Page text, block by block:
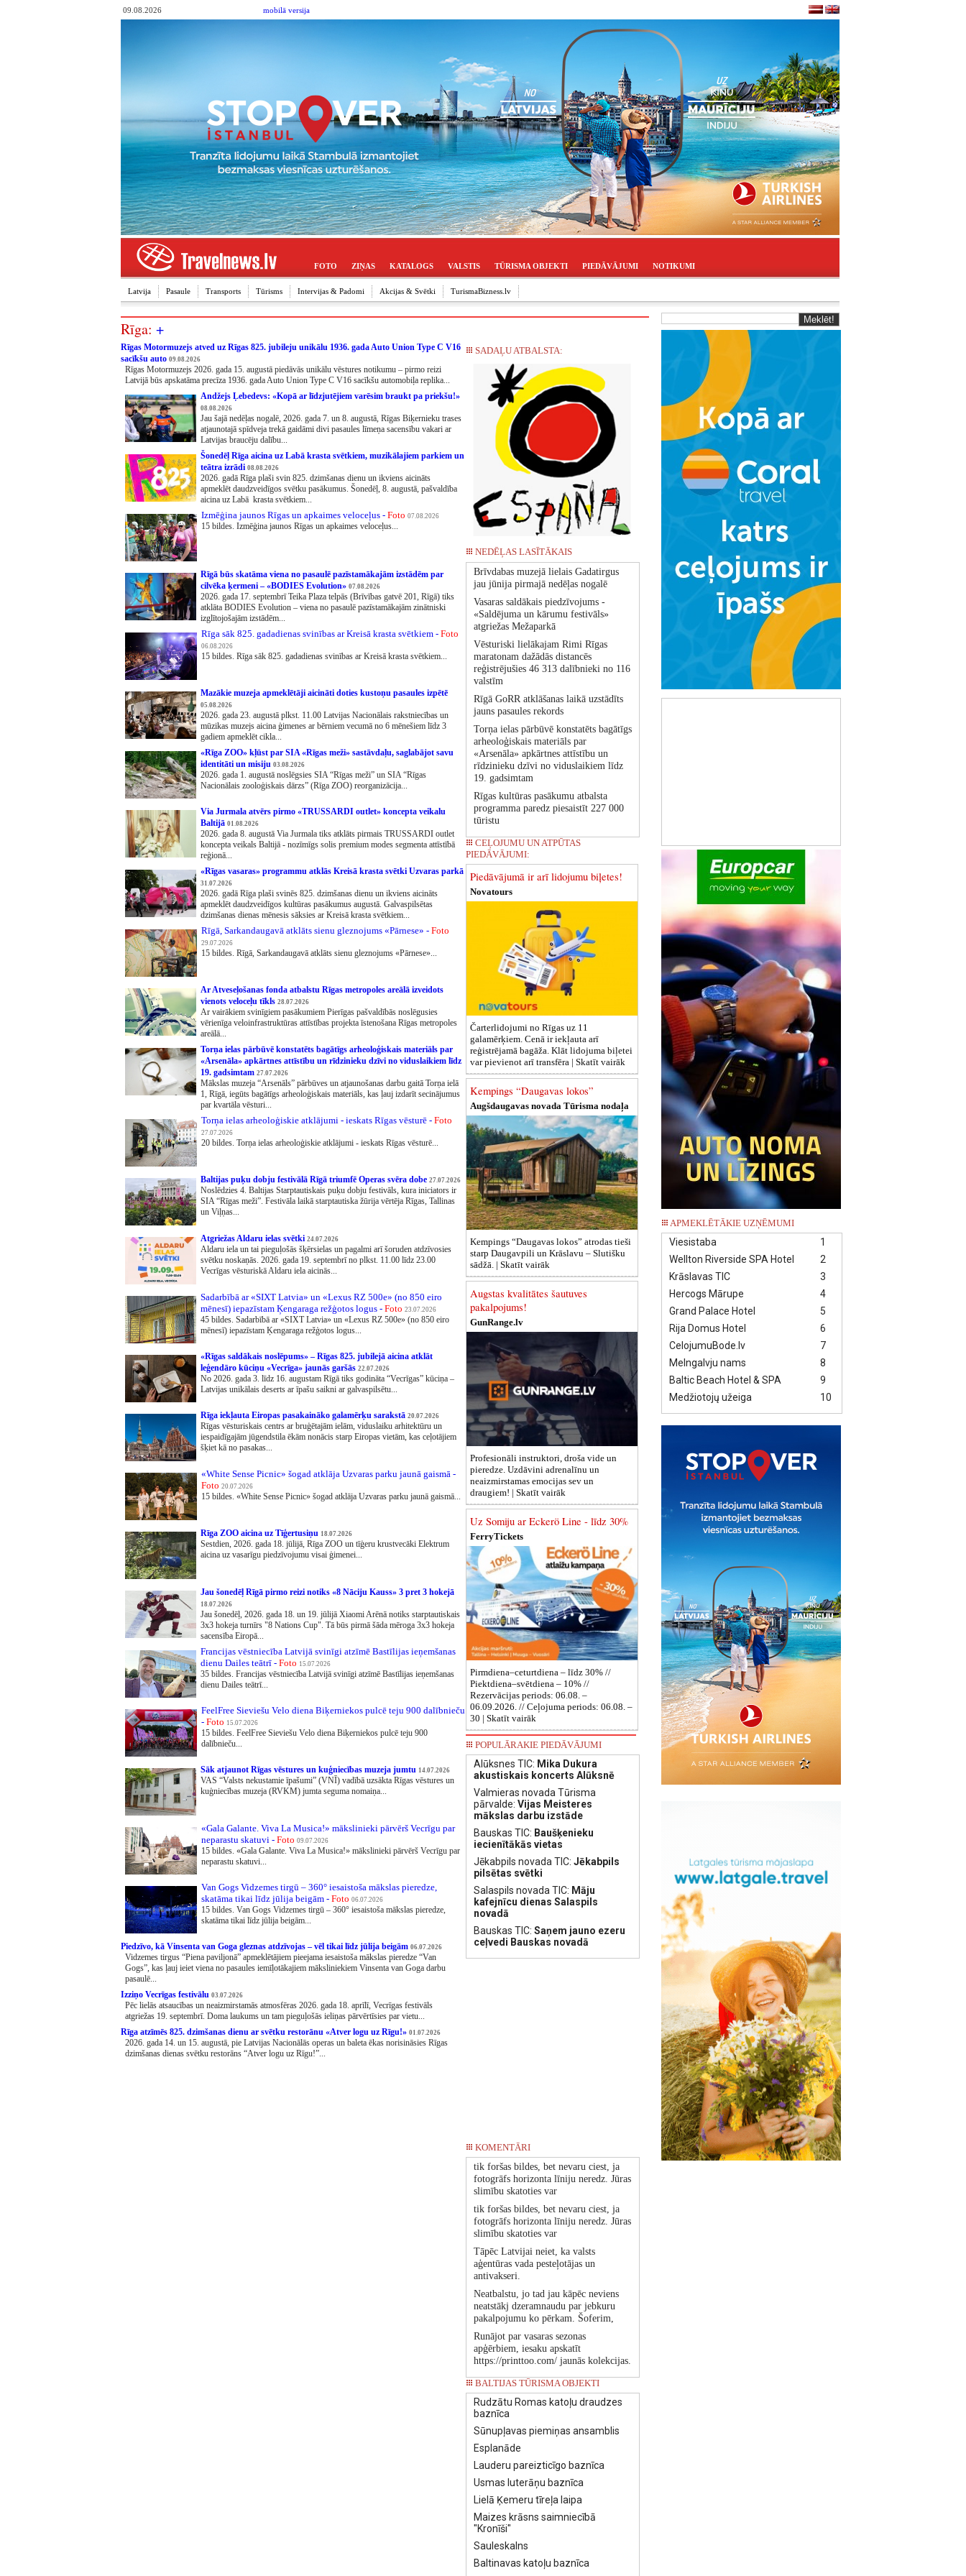
09.08.2026 mobilā versija
FOTO ZIŅAS KATALOGS VALSTIS TŪRISMA OBJEKTI PIEDĀVĀJUMI NOTIKUMI
Latvija Pasaule Transports Tūrisms Intervijas & Padomi Akcijas & Svētki TurismaBizness.lv
Rīga: +
Rīgas Motormuzejs atved uz Rīgas 825. jubileju unikālu 1936. gada Auto Union Type C V16
sacīkšu auto 09.08.2026
Rīgas Motormuzejs 2026. gada 15. augustā piedāvās unikālu vēstures notikumu – pirmo reizi
Latvijā būs apskatāma precīza 1936. gada Auto Union Type C V16 sacīkšu automobiļa replika...
Andžejs Ļebedevs: «Kopā ar līdzjutējiem varēsim braukt pa priekšu!»
08.08.2026
Jau šajā nedēļas nogalē, 2026. gada 7. un 8. augustā, Rīgas Biķernieku trases
atjaunotajā spīdveja trekā gaidāmi divi pasaules līmeņa sacensību vakari ar
Latvijas braucēju dalību...
Šonedēļ Rīga aicina uz Labā krasta svētkiem, muzikālajiem parkiem un
teātra izrādi 08.08.2026
2026. gadā Rīga plaši svin 825. dzimšanas dienu un ikviens aicināts
apmeklēt daudzveidīgos svētku pasākumus. Šonedēļ, 8. augustā, pašvaldība
aicina uz Labā krasta svētkiem...
Izmēģina jaunos Rīgas un apkaimes veloceļus - Foto 07.08.2026
15 bildes. Izmēģina jaunos Rīgas un apkaimes veloceļus...
Rīgā būs skatāma viena no pasaulē pazīstamākajām izstādēm par
cilvēka ķermeni – «BODIES Evolution» 07.08.2026
2026. gada 17. septembrī Teika Plaza telpās (Brīvības gatvē 201, Rīgā) tiks
atklāta BODIES Evolution – viena no pasaulē pazīstamākajām zinātniski
izglītojošajām izstādēm...
Rīga sāk 825. gadadienas svinības ar Kreisā krasta svētkiem - Foto
06.08.2026
15 bildes. Rīga sāk 825. gadadienas svinības ar Kreisā krasta svētkiem...
Mazākie muzeja apmeklētāji aicināti doties kustoņu pasaules izpētē
05.08.2026
2026. gada 23. augustā plkst. 11.00 Latvijas Nacionālais rakstniecības un
mūzikas muzejs aicina ģimenes ar bērniem vecumā no 6 mēnešiem līdz 3
gadiem apmeklēt cikla...
«Rīga ZOO» kļūst par SIA «Rīgas meži» sastāvdaļu, saglabājot savu
identitāti un misiju 03.08.2026
2026. gada 1. augustā noslēgsies SIA “Rīgas meži” un SIA “Rīgas
Nacionālais zooloģiskais dārzs” (Rīga ZOO) reorganizācija...
Via Jurmala atvērs pirmo «TRUSSARDI outlet» koncepta veikalu
Baltijā 01.08.2026
2026. gada 8. augustā Via Jurmala tiks atklāts pirmais TRUSSARDI outlet
koncepta veikals Baltijā - nozīmīgs solis premium modes segmenta attīstībā
reģionā...
«Rīgas vasaras» programmu atklās Kreisā krasta svētki Uzvaras parkā
31.07.2026
2026. gadā Rīga plaši svinēs 825. dzimšanas dienu un ikviens aicināts
apmeklēt daudzveidīgos kultūras pasākumus augustā. Galvaspilsētas
dzimšanas dienas mēnesis sāksies ar Kreisā krasta svētkiem...
Rīgā, Sarkandaugavā atklāts sienu gleznojums «Pārnese» - Foto
29.07.2026
15 bildes. Rīgā, Sarkandaugavā atklāts sienu gleznojums «Pārnese»...
Ar Atveseļošanas fonda atbalstu Rīgas metropoles areālā izveidots
vienots veloceļu tīkls 28.07.2026
Ar vairākiem svinīgiem pasākumiem Pierīgas pašvaldībās noslēgusies
vērienīga veloinfrastruktūras attīstības projekta īstenošana Rīgas metropoles
areālā...
Torņa ielas pārbūvē konstatēts bagātīgs arheoloģiskais materiāls par
«Arsenāla» apkārtnes attīstību un rīdzinieku dzīvi no viduslaikiem līdz
19. gadsimtam 27.07.2026
Mākslas muzeja “Arsenāls” pārbūves un atjaunošanas darbu gaitā Torņa ielā
1, Rīgā, iegūts bagātīgs arheoloģiskais materiāls, kas ļauj izdarīt secinājumus
par kvartāla vēsturi...
Torņa ielas arheoloģiskie atklājumi - ieskats Rīgas vēsturē - Foto
27.07.2026
20 bildes. Torņa ielas arheoloģiskie atklājumi - ieskats Rīgas vēsturē...
Baltijas puķu dobju festivālā Rīgā triumfē Operas svēra dobe 27.07.2026
Noslēdzies 4. Baltijas Starptautiskais puķu dobju festivāls, kura iniciators ir
SIA “Rīgas meži”. Festivāla laikā starptautiska žūrija vērtēja Rīgas, Tallinas
un Viļņas...
Atgriežas Aldaru ielas svētki 24.07.2026
Aldaru iela un tai pieguļošās šķērsielas un pagalmi arī šoruden atdzīvosies
svētku noskaņās. 2026. gada 19. septembrī no plkst. 11.00 līdz 23.00
Vecrīgas vēsturiskā Aldaru iela aicinās...
Sadarbībā ar «SIXT Latvia» un «Lexus RZ 500e» (no 850 eiro
mēnesī) iepazīstam Ķengaraga režģotos logus - Foto 23.07.2026
45 bildes. Sadarbībā ar «SIXT Latvia» un «Lexus RZ 500e» (no 850 eiro
mēnesī) iepazīstam Ķengaraga režģotos logus...
«Rīgas saldākais noslēpums» – Rīgas 825. jubilejā aicina atklāt
leģendāro kūciņu «Vecrīga» jaunās garšās 22.07.2026
No 2026. gada 3. līdz 16. augustam Rīgā tiks godināta “Vecrīgas” kūciņa –
Latvijas unikālais deserts ar īpašu saikni ar galvaspilsētu...
Rīga iekļauta Eiropas pasakaināko galamērķu sarakstā 20.07.2026
Rīgas vēsturiskais centrs ar bruģētajām ielām, viduslaiku arhitektūru un
iespaidīgajām jūgendstila ēkām nonācis starp Eiropas vietām, kas ceļotājiem
šķiet kā no pasakas...
«White Sense Picnic» šogad atklāja Uzvaras parku jaunā gaismā -
Foto 20.07.2026
15 bildes. «White Sense Picnic» šogad atklāja Uzvaras parku jaunā gaismā...
Rīga ZOO aicina uz Tīģertusiņu 18.07.2026
Sestdien, 2026. gada 18. jūlijā, Rīga ZOO un tīģeru krustvecāki Elektrum
aicina uz vasarīgu piedzīvojumu visai ģimenei...
Jau šonedēļ Rīgā pirmo reizi notiks «8 Nāciju Kauss» 3 pret 3 hokejā
18.07.2026
Jau šonedēļ, 2026. gada 18. un 19. jūlijā Xiaomi Arēnā notiks starptautiskais
3x3 hokeja turnīrs "8 Nations Cup". Tā būs pirmā šāda mēroga 3x3 hokeja
sacensība Eiropā...
Francijas vēstniecība Latvijā svinīgi atzīmē Bastīlijas ieņemšanas
dienu Dailes teātrī - Foto 15.07.2026
35 bildes. Francijas vēstniecība Latvijā svinīgi atzīmē Bastīlijas ieņemšanas
dienu Dailes teātrī...
FeelFree Sieviešu Velo diena Biķerniekos pulcē teju 900 dalībnieču
- Foto 15.07.2026
15 bildes. FeelFree Sieviešu Velo diena Biķerniekos pulcē teju 900
dalībnieču...
Sāk atjaunot Rīgas vēstures un kuģniecības muzeja jumtu 14.07.2026
VAS “Valsts nekustamie īpašumi” (VNĪ) vadībā uzsākta Rīgas vēstures un
kuģniecības muzeja (RVKM) jumta seguma nomaiņa...
«Gala Galante. Viva La Musica!» mākslinieki pārvērš Vecrīgu par
neparastu skatuvi - Foto 09.07.2026
15 bildes. «Gala Galante. Viva La Musica!» mākslinieki pārvērš Vecrīgu par
neparastu skatuvi...
Van Gogs Vidzemes tirgū – 360° iesaistoša mākslas pieredze,
skatāma tikai līdz jūlija beigām - Foto 06.07.2026
15 bildes. Van Gogs Vidzemes tirgū – 360° iesaistoša mākslas pieredze,
skatāma tikai līdz jūlija beigām...
Piedzīvo, kā Vinsenta van Goga gleznas atdzīvojas – vēl tikai līdz jūlija beigām 06.07.2026
Vidzemes tirgus “Piena paviljonā” apmeklētājiem pieejama iesaistoša mākslas pieredze “Van
Gogs”, kas ļauj ieiet viena no pasaules iemīļotākajiem māksliniekiem Vinsenta van Goga darbu
pasaulē...
Izziņo Vecrīgas festivālu 03.07.2026
Pēc lielās atsaucības un neaizmirstamās atmosfēras 2026. gada 18. aprīlī, Vecrīgas festivāls
atgriežas 19. septembrī. Doma laukums un tam pieguļošās ieliņas pārvērtīsies par vietu...
Rīga atzīmēs 825. dzimšanas dienu ar svētku restorānu «Atver logu uz Rīgu!» 01.07.2026
2026. gada 14. un 15. augustā, pie Latvijas Nacionālās operas un baleta ēkas norisināsies Rīgas
dzimšanas dienas svētku restorāns “Atver logu uz Rīgu!”...
SADAĻU ATBALSTA:
NEDĒĻAS LASĪTĀKAIS
Brīvdabas muzejā lielais Gadatirgus
jau jūnija pirmajā nedēļas nogalē
Vasaras saldākais piedzīvojums -
«Saldējuma un kārumu festivāls»
atgriežas Mežaparkā
Vēsturiski lielākajam Rimi Rīgas
maratonam dažādās distancēs
reģistrējušies 46 313 dalībnieki no 116
valstīm
Rīgā GoRR atklāšanas laikā uzstādīts
jauns pasaules rekords
Torņa ielas pārbūvē konstatēts bagātīgs
arheoloģiskais materiāls par
«Arsenāla» apkārtnes attīstību un
rīdzinieku dzīvi no viduslaikiem līdz
19. gadsimtam
Rīgas kultūras pasākumu atbalsta
programma paredz piesaistīt 227 000
tūristu
CEĻOJUMU UN ATPŪTAS
PIEDĀVĀJUMI:
Piedāvājumā ir arī lidojumu biļetes!
Novatours
Čarterlidojumi no Rīgas uz 11
galamērķiem. Cenā ir iekļauta arī
reģistrējamā bagāža. Klāt lidojuma biļetei
var pievienot arī transfēra | Skatīt vairāk
Kempings “Daugavas lokos”
Augšdaugavas novada Tūrisma nodaļa
Kempings “Daugavas lokos” atrodas tieši
starp Daugavpili un Krāslavu – Slutišku
sādžā. | Skatīt vairāk
Augstas kvalitātes šautuves
pakalpojums!
GunRange.lv
Profesionāli instruktori, droša vide un
pieredze. Uzdāvini adrenalīnu un
neaizmirstamas emocijas sev un
draugiem! | Skatīt vairāk
Uz Somiju ar Eckerö Line - līdz 30%
FerryTickets
Pirmdiena–ceturtdiena – līdz 30% //
Piektdiena–svētdiena – 10% //
Rezervācijas periods: 06.08. –
06.09.2026. // Ceļojuma periods: 06.08. –
30 | Skatīt vairāk
POPULĀRAKIE PIEDĀVĀJUMI
Alūksnes TIC: Mika Dukura
akustiskais koncerts Alūksnē
Valmieras novada Tūrisma
pārvalde: Vijas Meisteres
mākslas darbu izstāde
Bauskas TIC: Baušķenieku
iecienītākās vietas
Jēkabpils novada TIC: Jēkabpils
pilsētas svētki
Salaspils novada TIC: Māju
kafejnīcu dienas Salaspils
novadā
Bauskas TIC: Saņem jauno ezeru
ceļvedi Bauskas novadā
KOMENTĀRI
tik foršas bildes, bet nevaru ciest, ja
fotogrāfs horizonta līniju neredz. Jūras
slimību skatoties var
tik foršas bildes, bet nevaru ciest, ja
fotogrāfs horizonta līniju neredz. Jūras
slimību skatoties var
Tāpēc Latvijai neiet, ka valsts
aģentūras vada pesteļotājas un
antivakseri.
Neatbalstu, jo tad jau kāpēc neviens
neatstākj dzeramnaudu par jebkuru
pakalpojumu ko pērkam. Šoferim,
Runājot par vasaras sezonas
apģērbiem, iesaku apskatīt
https://printtoo.com/ jaunās kolekcijas.
BALTIJAS TŪRISMA OBJEKTI
Rudzātu Romas katoļu draudzes
baznīca
Sūnupļavas piemiņas ansamblis
Esplanāde
Lauderu pareizticīgo baznīca
Usmas luterāņu baznīca
Lielā Ķemeru tīreļa laipa
Maizes krāsns saimniecībā
"Kronīši"
Sauleskalns
Baltinavas katoļu baznīca
APMEKLĒTĀKIE UZŅĒMUMI
1
Viesistaba
2
Wellton Riverside SPA Hotel
3
Krāslavas TIC
4
Hercogs Mārupe
5
Grand Palace Hotel
6
Rija Domus Hotel
7
CelojumuBode.lv
8
Melngalvju nams
9
Baltic Beach Hotel & SPA
10
Medžiotojų užeiga